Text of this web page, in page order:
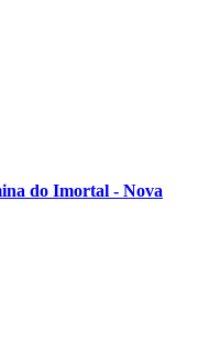
do Imortal - Nova